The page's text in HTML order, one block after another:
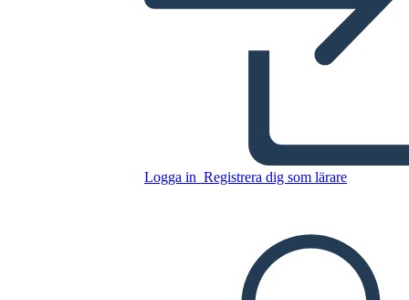
Logga in Registrera dig som lärare
Kopiera denna storyboard
SPELA UPP BILDSPEL
LÄS FÖR MIG